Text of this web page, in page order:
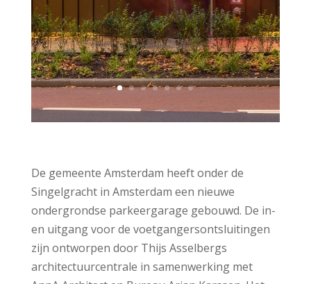
De gemeente Amsterdam heeft onder de
Singelgracht in Amsterdam een nieuwe
ondergrondse parkeergarage gebouwd. De in-
en uitgang voor de voetgangersontsluitingen
zijn ontworpen door Thijs Asselbergs
architectuurcentrale in samenwerking met